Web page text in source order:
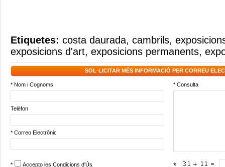
Etiquetes: costa daurada, cambrils,
exposicions d'art, exposicions permanents,
SOL·LICITAR MÉS INFORMACIÓ PER CORREU
* Nom i Cognoms * Consulta
Telèfon
* Correo Electrònic
* Accepto les Condicions d'Ús